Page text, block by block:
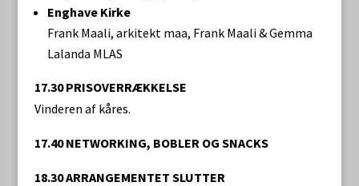
Enghave Kirke
Frank Maali, arkitekt maa, Frank Maali & Gemma
Lalanda MLAS
17.30 PRISOVERRÆKKELSE
Vinderen af kåres.
17.40 NETWORKING, BOBLER OG SNACKS
18.30 ARRANGEMENTET SLUTTER